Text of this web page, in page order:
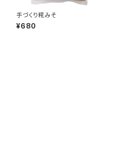
手づくり糀みそ
¥680